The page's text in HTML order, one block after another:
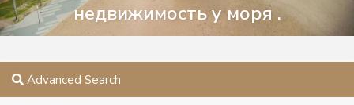
недвижимость у моря .
Advanced Search